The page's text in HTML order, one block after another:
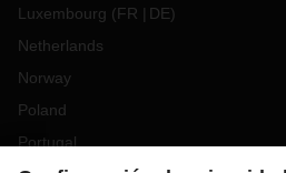
Luxembourg (FR DE)
Netherlands
Norway
Poland
Portugal